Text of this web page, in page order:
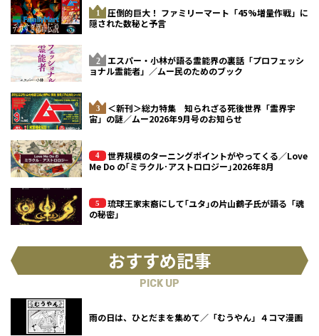
圧倒的巨大！ ファミリーマート「45%増量作戦」に
隠された数秘と予言
エスパー・小林が語る霊能界の裏話「プロフェッシ
ョナル霊能者」／ムー民のためのブック
＜新刊＞総力特集 知られざる死後世界「霊界宇
宙」の謎／ムー2026年9月号のお知らせ
世界規模のターニングポイントがやってくる／Love
Me Do の｢ミラクル･アストロロジー｣2026年8月
琉球王家末裔にして｢ユタ｣の片山鶴子氏が語る「魂
の秘密」
おすすめ記事
PICK UP
雨の日は、ひとだまを集めて／「むうやん」４コマ漫画